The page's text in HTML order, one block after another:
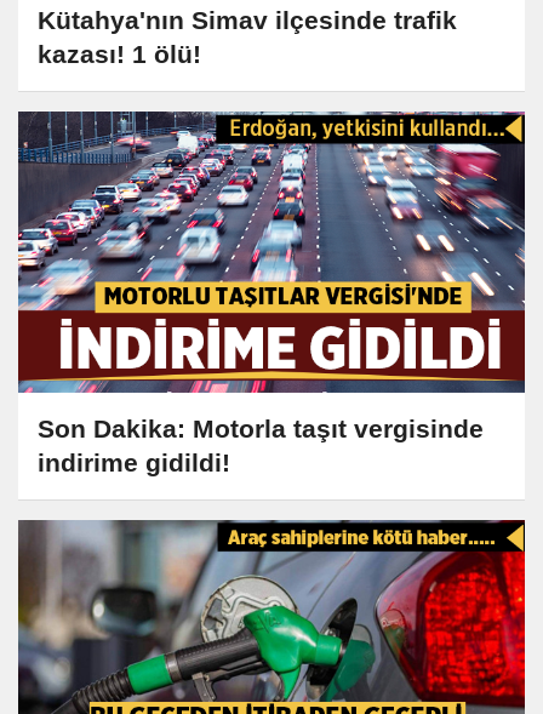
Kütahya'nın Simav ilçesinde trafik
kazası! 1 ölü!
Son Dakika: Motorla taşıt vergisinde
indirime gidildi!